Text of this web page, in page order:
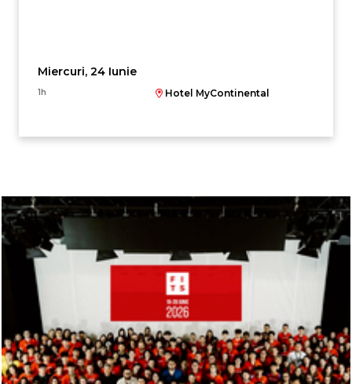
Miercuri, 24 Iunie
1h Hotel MyContinental